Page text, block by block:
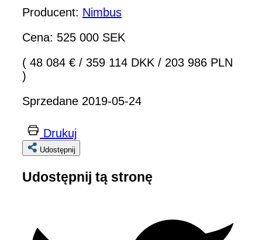
Producent: Nimbus
Cena: 525 000 SEK
( 48 084 € / 359 114 DKK / 203 986 PLN
)
Sprzedane 2019-05-24
Drukuj
Udostępnij
Udostępnij tą stronę